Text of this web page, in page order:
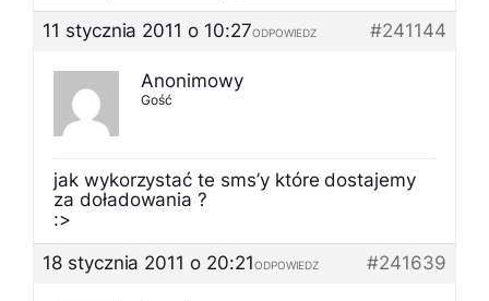
11 stycznia 2011 o 10:27
#241144
ODPOWIEDZ
Anonimowy
Gość
jak wykorzystać te sms’y które dostajemy
za doładowania ?
:>
18 stycznia 2011 o 20:21
#241639
ODPOWIEDZ